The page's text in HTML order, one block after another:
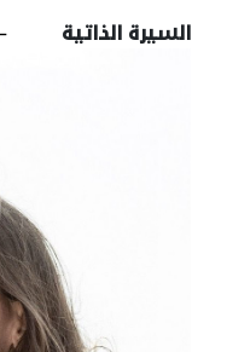
السيرة الذاتية